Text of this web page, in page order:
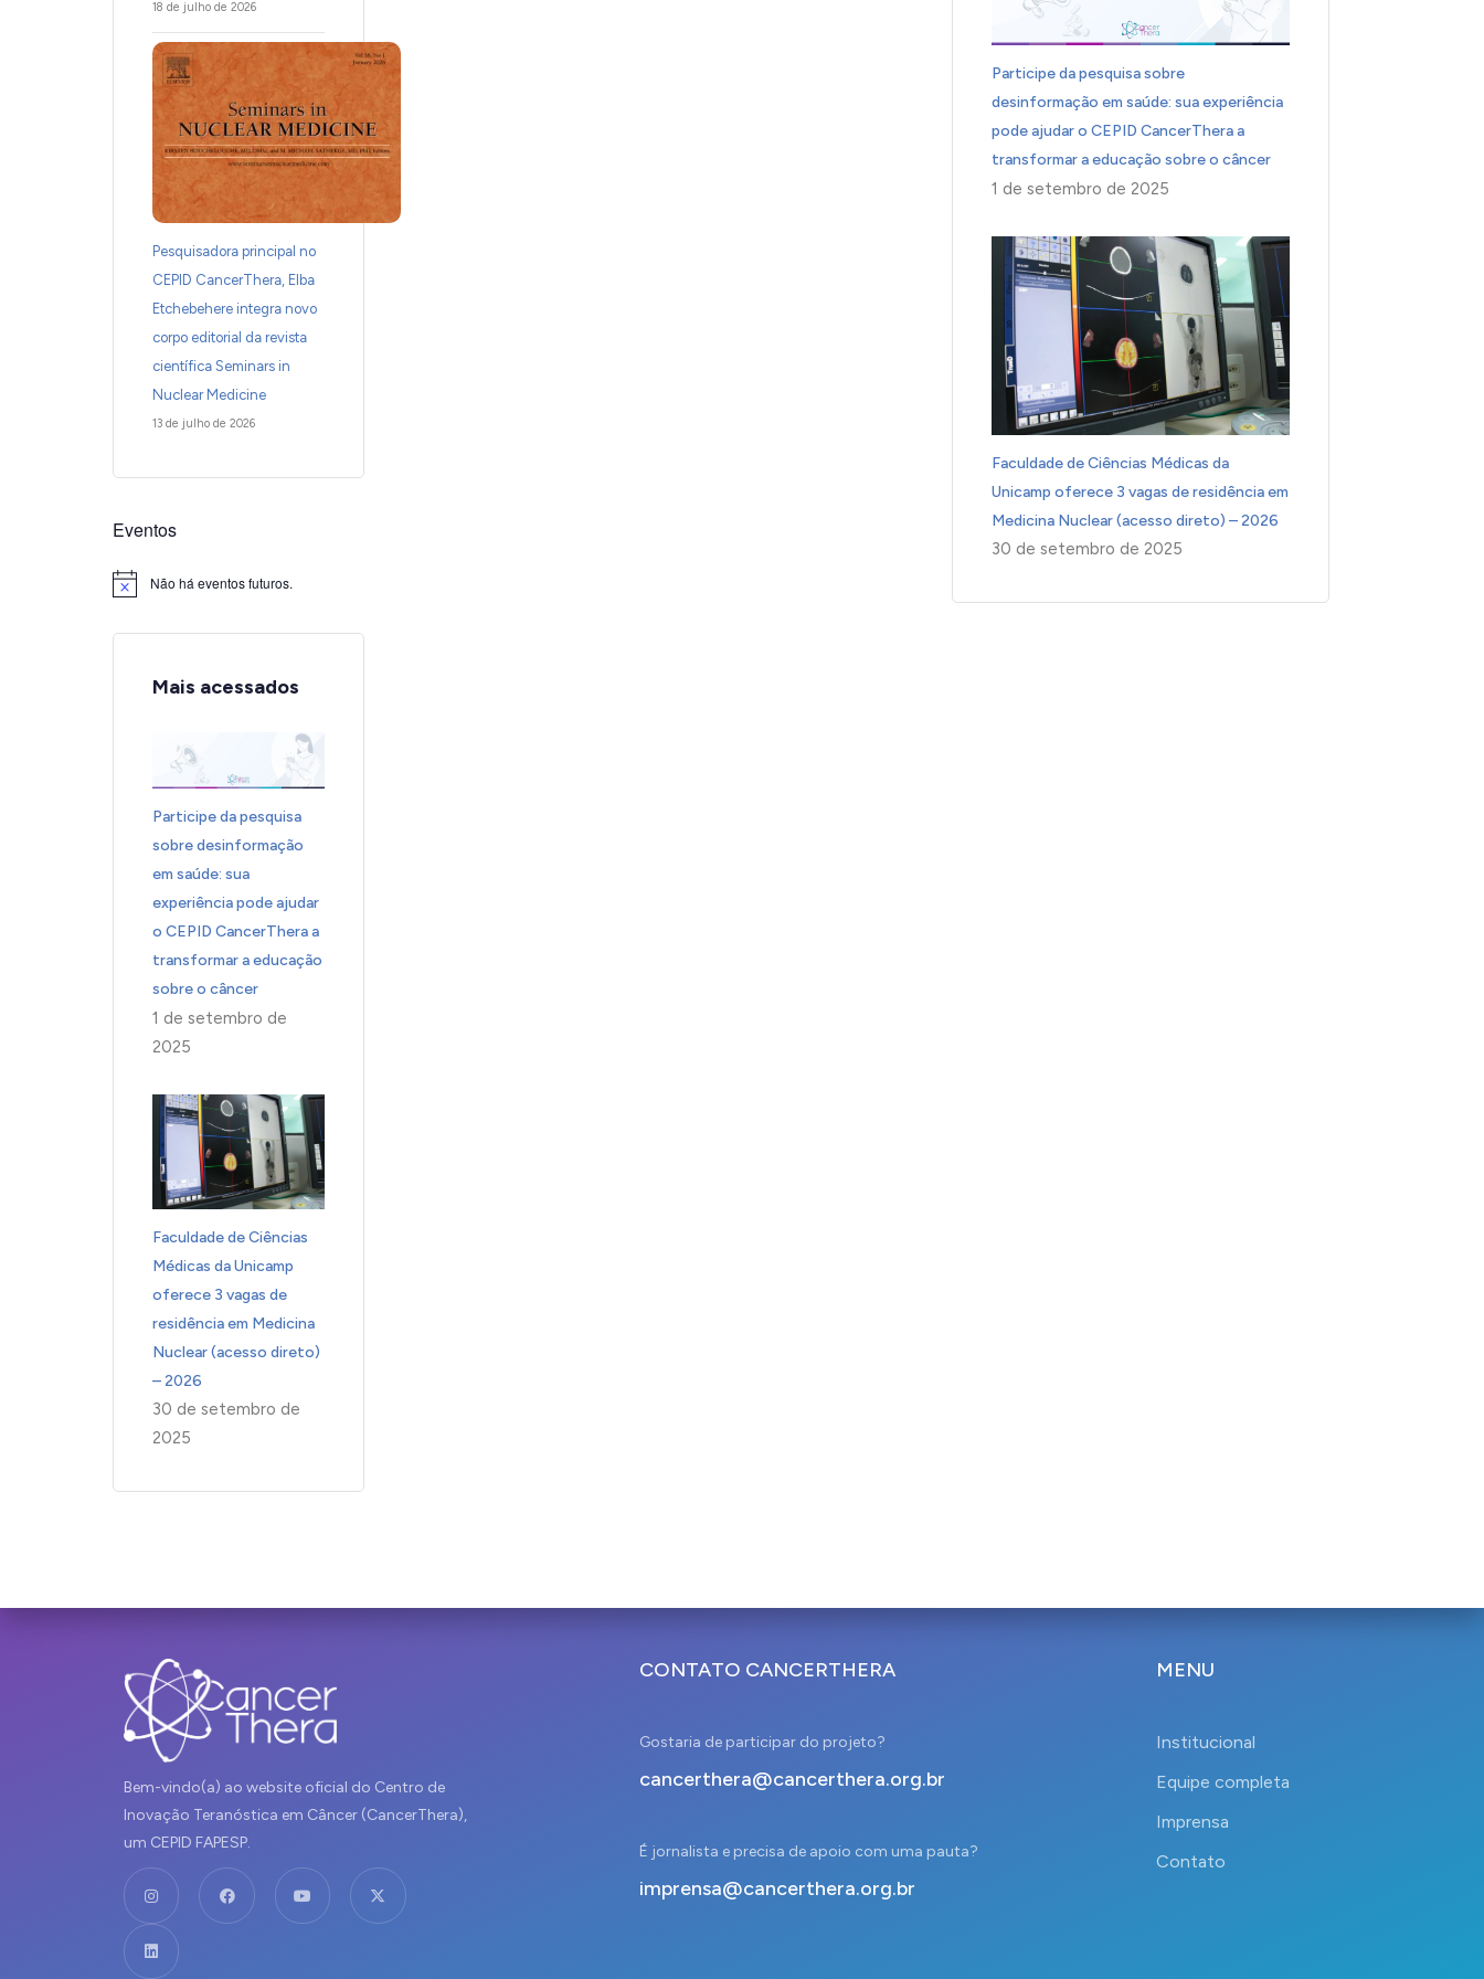
18 de julho de 2026
Pesquisadora principal no
CEPID CancerThera, Elba
Etchebehere integra novo
corpo editorial da revista
científica Seminars in
Nuclear Medicine
13 de julho de 2026
Eventos
Notice Não há eventos futuros.
Mais acessados
Participe da pesquisa
sobre desinformação
em saúde: sua
experiência pode ajudar
o CEPID CancerThera a
transformar a educação
sobre o câncer
1 de setembro de
2025
Faculdade de Ciências
Médicas da Unicamp
oferece 3 vagas de
residência em Medicina
Nuclear (acesso direto)
– 2026
30 de setembro de
2025
Participe da pesquisa sobre
desinformação em saúde: sua experiência
pode ajudar o CEPID CancerThera a
transformar a educação sobre o câncer
1 de setembro de 2025
Faculdade de Ciências Médicas da
Unicamp oferece 3 vagas de residência em
Medicina Nuclear (acesso direto) – 2026
30 de setembro de 2025
Bem-vindo(a) ao website oficial do Centro de
Inovação Teranóstica em Câncer (CancerThera),
um CEPID FAPESP.
CONTATO CANCERTHERA
Gostaria de participar do projeto?
cancerthera@cancerthera.org.br
É jornalista e precisa de apoio com uma pauta?
imprensa@cancerthera.org.br
MENU
Institucional
Equipe completa
Imprensa
Contato